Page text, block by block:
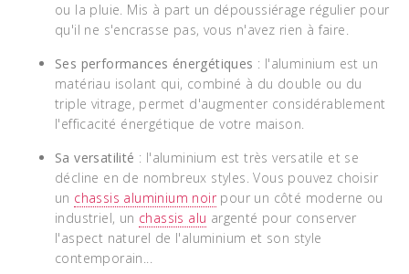
ou la pluie. Mis à part un dépoussiérage régulier pour
qu'il ne s'encrasse pas, vous n'avez rien à faire.
Ses performances énergétiques : l'aluminium est un
matériau isolant qui, combiné à du double ou du
triple vitrage, permet d'augmenter considérablement
l'efficacité énergétique de votre maison.
Sa versatilité : l'aluminium est très versatile et se
décline en de nombreux styles. Vous pouvez choisir
un chassis aluminium noirpour un côté moderne ou
industriel, un chassis alu argenté pour conserver
l'aspect naturel de l'aluminium et son style
contemporain...